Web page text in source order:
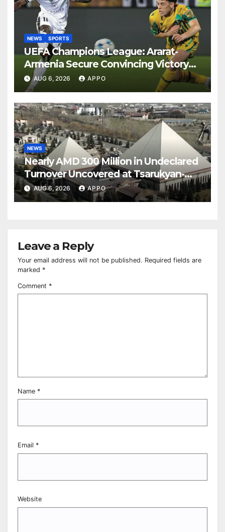
NEWS SPORTS
UEFA Champions League: Ararat-
Armenia Secure Convincing Victory
Over Shamrock Rovers 2-0
AUG 6, 2026 APPO
NEWS
Nearly AMD 300 Million in Undeclared
Turnover Uncovered at Tsarukyan-
Owned Entertainment Center
AUG 6, 2026 APPO
Leave a Reply
Your email address will not be published. Required fields are
marked *
Comment *
Name *
Email *
Website